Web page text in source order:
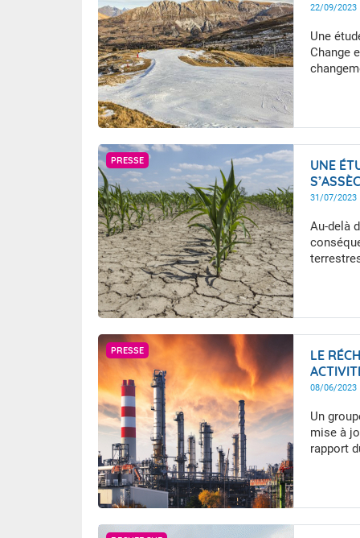
22/09/2023
Une
Change
PRESSE
GettyImages
UNE
31/07/2023
Au-delà
des
d’eau
reste
PRESSE
LE
08/06/2023
Un
mise à
rapport
sixième
Infoclimat / cevenol38